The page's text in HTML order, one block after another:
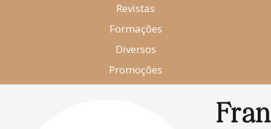
Revistas
Formações
Diversos
Promoções